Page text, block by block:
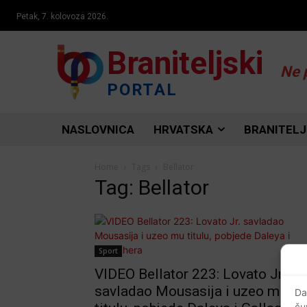
Petak, 7. kolovoza 2026.
Braniteljski
PORTAL
Ne
NASLOVNICA HRVATSKA
Tag: Bellator
Sport
VIDEO Bellator 223: Lovato Jr.
savladao Mousasija i uzeo mu